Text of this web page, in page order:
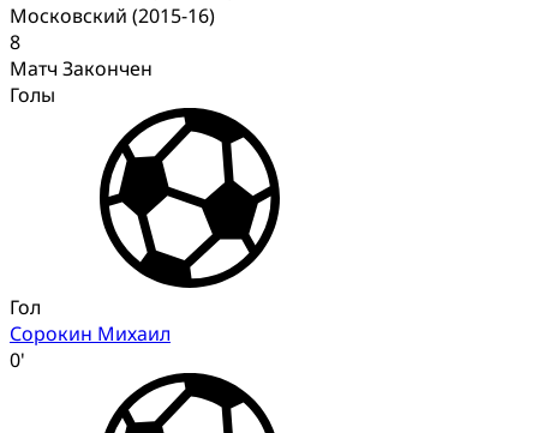
Московский (2015-16)
8
Матч Закончен
Голы
Гол
Сорокин Михаил
0'